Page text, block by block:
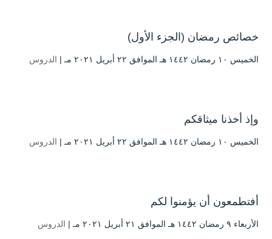
خصائص رمضان (الجزء الأول)
الخميس ۱۰ رمضان ۱٤٤۲ هـ الموافق ۲۲ أبريل ۲۰۲۱ مـ | الدروس
وإذ أخذنا ميثاقكم
الخميس ۱۰ رمضان ۱٤٤۲ هـ الموافق ۲۲ أبريل ۲۰۲۱ مـ | الدروس
أفتطمعون أن يؤمنوا لكم
الأربعاء ۹ رمضان ۱٤٤۲ هـ الموافق ۲۱ أبريل ۲۰۲۱ مـ | الدروس